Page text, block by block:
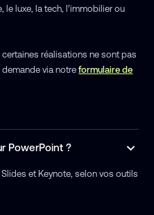
luxe, la tech, l’immobilier ou
réalisations ne sont pas
demande via notreformulaire de
PowerPoint ?
et Keynote, selon vos outils